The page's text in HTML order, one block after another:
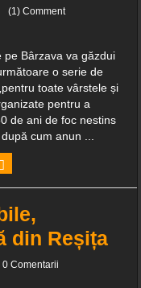
(1) Comment
pe Bârzava va găzdui
o serie de
toate vârstele și
pentru a
de ani de foc nestins
cum anun ...
din Reșița
0 Comentarii